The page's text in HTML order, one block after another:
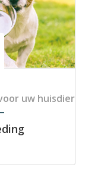
uw huisdier